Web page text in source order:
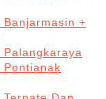
+
Pontianak